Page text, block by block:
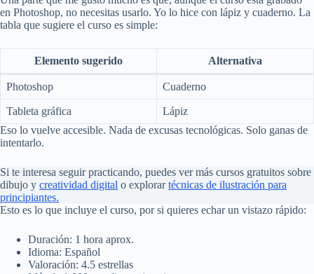
en Photoshop, no necesitas usarlo. Yo lo hice con lápiz y cuaderno. La
tabla que sugiere el curso es simple:
Elemento sugerido Alternativa
Photoshop Cuaderno
Tableta gráfica
Lápiz
Eso lo vuelve accesible. Nada de excusas tecnológicas. Solo ganas de
intentarlo.
Si te interesa seguir practicando, puedes ver más cursos gratuitos sobre
dibujo y creatividad digital o explorartécnicas de ilustración para
principiantes.
Esto es lo que incluye el curso, por si quieres echar un vistazo rápido:
Duración: 1 hora aprox.
Idioma: Español
Valoración: 4.5 estrellas